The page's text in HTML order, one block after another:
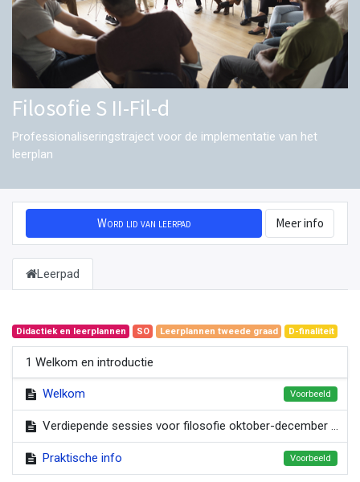
Filosofie S II-Fil-d
Professionaliseringstraject voor de implementatie van het
leerplan
Word lid van leerpad Meer info
Leerpad
Didactiek en leerplannen SO Leerplannen tweede graad D-finaliteit
1 Welkom en introductie
Welkom Voorbeeld
Verdiepende sessies voor filosofie oktober-december 2021
Praktische info Voorbeeld